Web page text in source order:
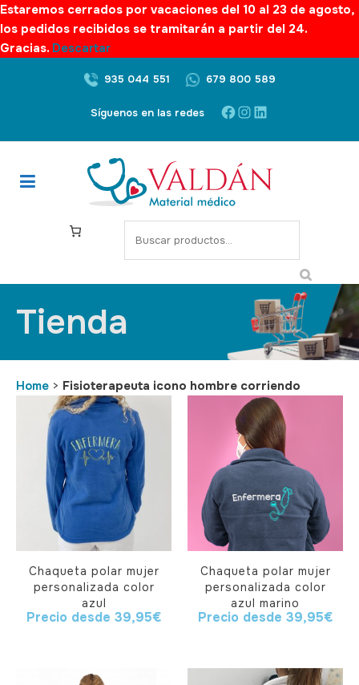
Estaremos cerrados por vacaciones del 10 al 23 de agosto,
los pedidos recibidos se tramitarán a partir del 24.
Gracias. Descartar
935 044 551 679 800 589
Síguenos en las redes
Tienda
Home > Fisioterapeuta icono hombre corriendo
Chaqueta polar mujer
personalizada color
azul
Precio desde 39,95€
Chaqueta polar mujer
personalizada color
azul marino
Precio desde 39,95€